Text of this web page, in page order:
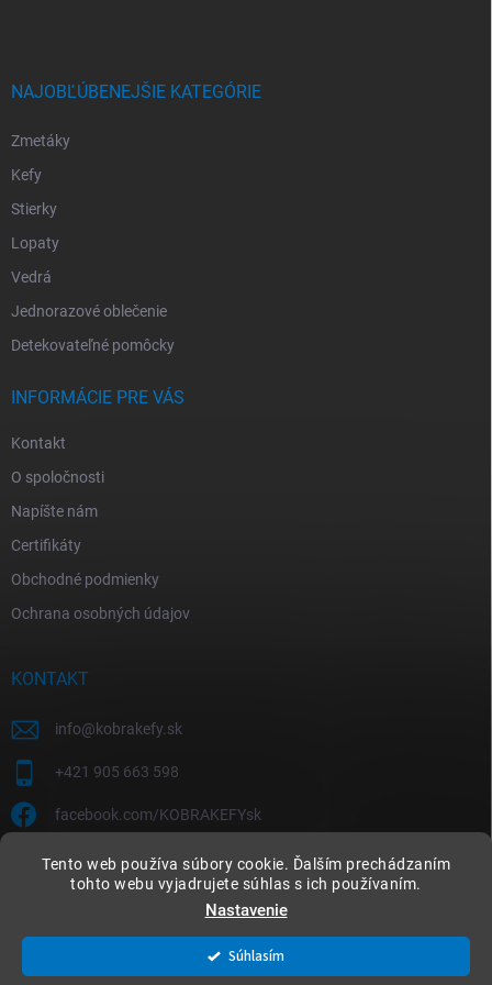
Tento web používa súbory cookie. Ďalším prechádzaním
tohto webu vyjadrujete súhlas s ich používaním.
Nastavenie
Súhlasím
NAJOBĽÚBENEJŠIE KATEGÓRIE
Zmetáky
Kefy
Stierky
Lopaty
Vedrá
Jednorazové oblečenie
Detekovateľné pomôcky
INFORMÁCIE PRE VÁS
Kontakt
O spoločnosti
Napíšte nám
Certifikáty
Obchodné podmienky
Ochrana osobných údajov
KONTAKT
info@kobrakefy.sk
+421 905 663 598
facebook.com/KOBRAKEFYsk
Vytvoril Shoptet